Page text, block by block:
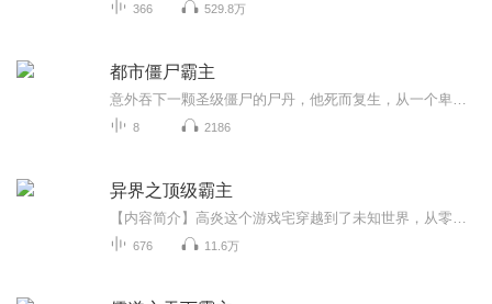
366 529.8万
都市僵尸霸主
8 2186
异界之顶级霸主
676 11.6万